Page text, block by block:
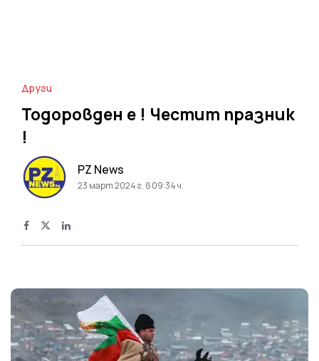
Други
Тодоровден е ! Честит празник
!
PZ News
23 март 2024 г. в 09:34 ч.